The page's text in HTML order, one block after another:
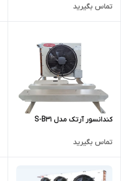
تماس بگیرید
کندانسور آرتک مدل S-B31
تماس بگیرید